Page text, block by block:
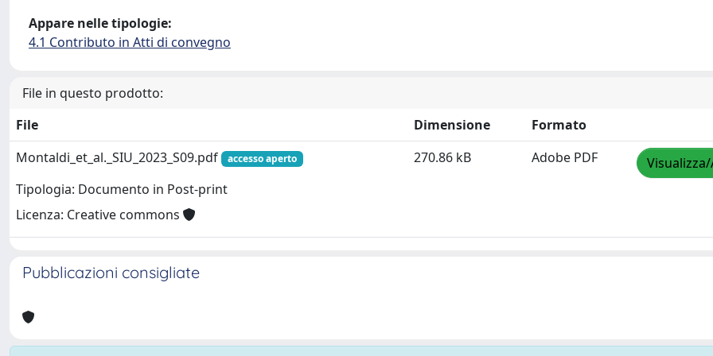
Appare nelle tipologie:
4.1 Contributo in Atti di convegno
File in questo prodotto:
File
Dimensione
Formato
Montaldi_et_al._SIU_2023_S09.pdf
accesso aperto
Tipologia: Documento in Post-print
Licenza: Creative commons
270.86 kB Adobe PDF
Pubblicazioni consigliate